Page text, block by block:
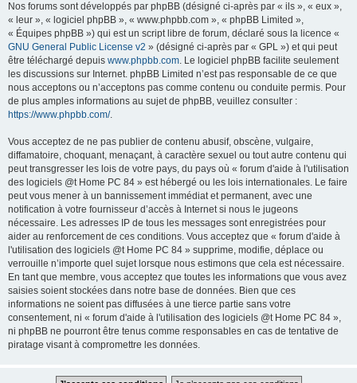
Nos forums sont développés par phpBB (désigné ci-après par « ils », « eux »,
« leur », « logiciel phpBB », « www.phpbb.com », « phpBB Limited »,
« Équipes phpBB ») qui est un script libre de forum, déclaré sous la licence «
GNU General Public License v2 » (désigné ci-après par « GPL ») et qui peut
être téléchargé depuis www.phpbb.com. Le logiciel phpBB facilite seulement
les discussions sur Internet. phpBB Limited n’est pas responsable de ce que
nous acceptons ou n’acceptons pas comme contenu ou conduite permis. Pour
de plus amples informations au sujet de phpBB, veuillez consulter :
https://www.phpbb.com/.
Vous acceptez de ne pas publier de contenu abusif, obscène, vulgaire,
diffamatoire, choquant, menaçant, à caractère sexuel ou tout autre contenu qui
peut transgresser les lois de votre pays, du pays où « forum d'aide à l'utilisation
des logiciels @t Home PC 84 » est hébergé ou les lois internationales. Le faire
peut vous mener à un bannissement immédiat et permanent, avec une
notification à votre fournisseur d’accès à Internet si nous le jugeons
nécessaire. Les adresses IP de tous les messages sont enregistrées pour
aider au renforcement de ces conditions. Vous acceptez que « forum d'aide à
l'utilisation des logiciels @t Home PC 84 » supprime, modifie, déplace ou
verrouille n’importe quel sujet lorsque nous estimons que cela est nécessaire.
En tant que membre, vous acceptez que toutes les informations que vous avez
saisies soient stockées dans notre base de données. Bien que ces
informations ne soient pas diffusées à une tierce partie sans votre
consentement, ni « forum d'aide à l'utilisation des logiciels @t Home PC 84 »,
ni phpBB ne pourront être tenus comme responsables en cas de tentative de
piratage visant à compromettre les données.